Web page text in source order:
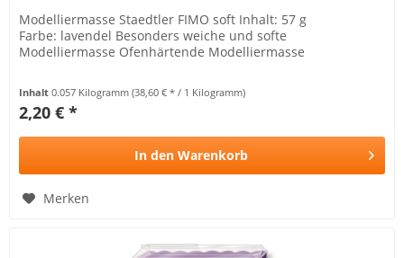
Modelliermasse Staedtler FIMO soft Inhalt: 57 g
Farbe: lavendel Besonders weiche und softe
Modelliermasse Ofenhärtende Modelliermasse
Inhalt0.057 Kilogramm(38,60 € * / 1 Kilogramm)
2,20 € *
In den Warenkorb
Merken